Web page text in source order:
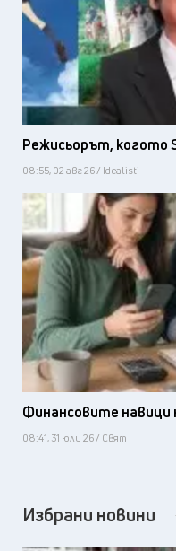
Режисьорът, когото
08:55, 02 авг 26 / Idealisti
Финансовите навици
08:41, 31 юли 26 / Свят
Избрани новини